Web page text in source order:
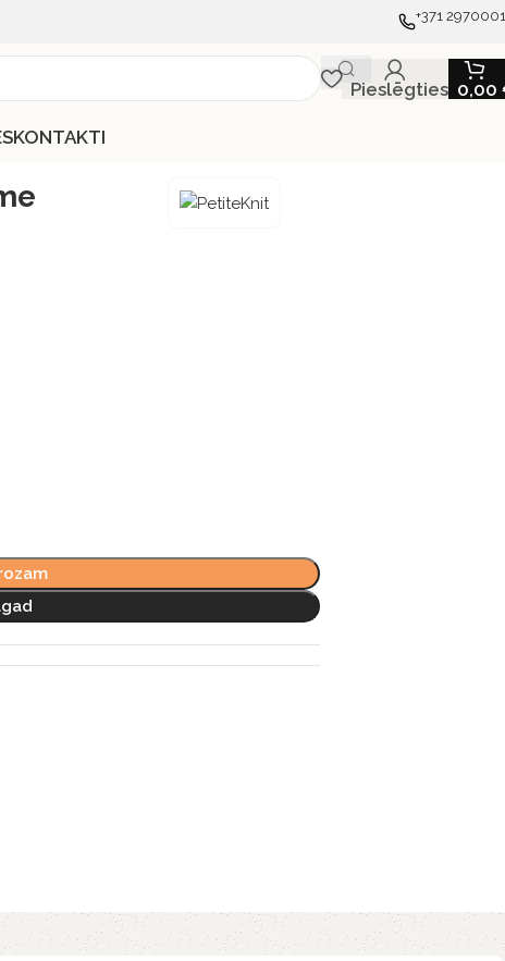
+371
Pieslēgties 0,00
KONTAKTI